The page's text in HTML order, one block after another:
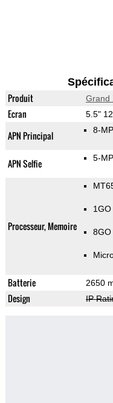
Produit Grand
Ecran 5.5"
APN Principal 8-MP
APN Selfie 5-MP
Processeur, Memoire
1GO
8GO
Batterie 2650
Design IP